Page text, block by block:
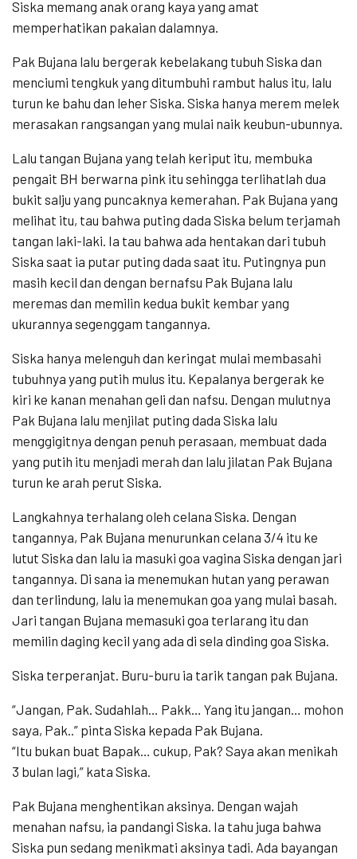
Siska memang anak orang kaya yang amat
memperhatikan pakaian dalamnya.
Pak Bujana lalu bergerak kebelakang tubuh Siska dan
menciumi tengkuk yang ditumbuhi rambut halus itu, lalu
turun ke bahu dan leher Siska. Siska hanya merem melek
merasakan rangsangan yang mulai naik keubun-ubunnya.
Lalu tangan Bujana yang telah keriput itu, membuka
pengait BH berwarna pink itu sehingga terlihatlah dua
bukit salju yang puncaknya kemerahan. Pak Bujana yang
melihat itu, tau bahwa puting dada Siska belum terjamah
tangan laki-laki. Ia tau bahwa ada hentakan dari tubuh
Siska saat ia putar puting dada saat itu. Putingnya pun
masih kecil dan dengan bernafsu Pak Bujana lalu
meremas dan memilin kedua bukit kembar yang
ukurannya segenggam tangannya.
Siska hanya melenguh dan keringat mulai membasahi
tubuhnya yang putih mulus itu. Kepalanya bergerak ke
kiri ke kanan menahan geli dan nafsu. Dengan mulutnya
Pak Bujana lalu menjilat puting dada Siska lalu
menggigitnya dengan penuh perasaan, membuat dada
yang putih itu menjadi merah dan lalu jilatan Pak Bujana
turun ke arah perut Siska.
Langkahnya terhalang oleh celana Siska. Dengan
tangannya, Pak Bujana menurunkan celana 3/4 itu ke
lutut Siska dan lalu ia masuki goa vagina Siska dengan jari
tangannya. Di sana ia menemukan hutan yang perawan
dan terlindung, lalu ia menemukan goa yang mulai basah.
Jari tangan Bujana memasuki goa terlarang itu dan
memilin daging kecil yang ada di sela dinding goa Siska.
Siska terperanjat. Buru-buru ia tarik tangan pak Bujana.
“Jangan, Pak. Sudahlah… Pakk… Yang itu jangan… mohon
saya, Pak..” pinta Siska kepada Pak Bujana.
“Itu bukan buat Bapak… cukup, Pak? Saya akan menikah
3 bulan lagi,” kata Siska.
Pak Bujana menghentikan aksinya. Dengan wajah
menahan nafsu, ia pandangi Siska. Ia tahu juga bahwa
Siska pun sedang menikmati aksinya tadi. Ada bayangan